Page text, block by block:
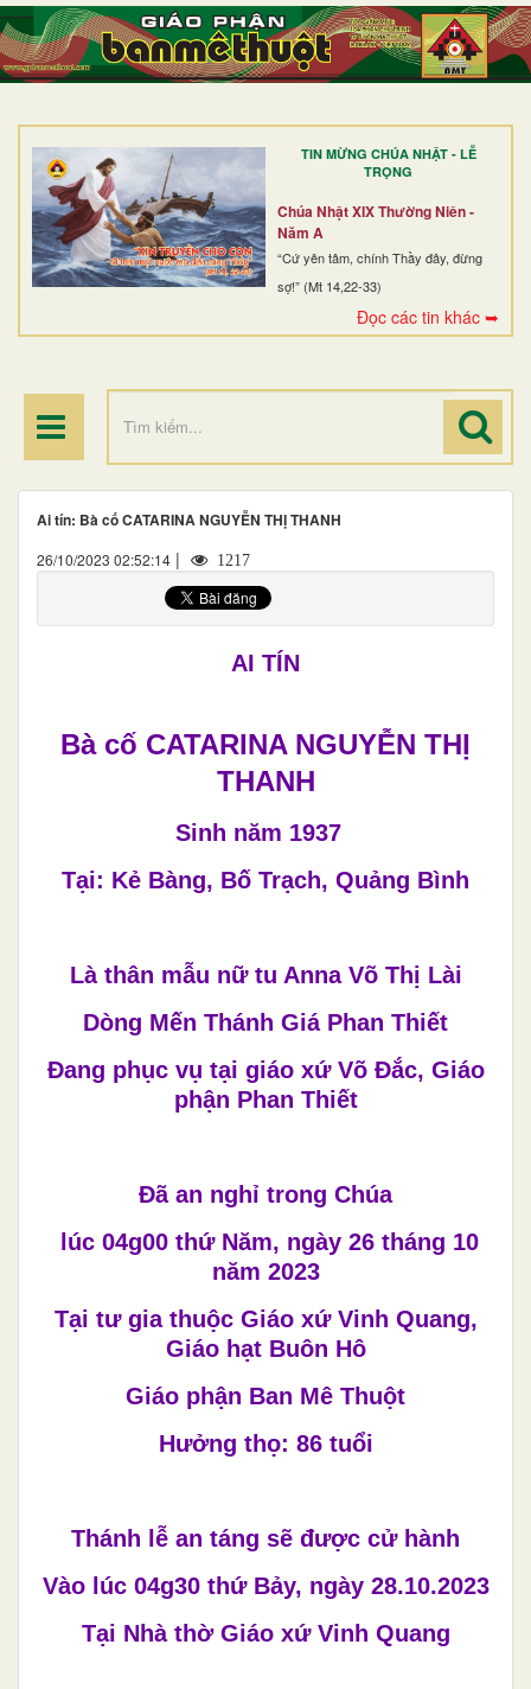
TIN MỪNG CHÚA NHẬT - LỄ
TRỌNG
Chúa Nhật XIX Thường Niên -
Năm A
“Cứ yên tâm, chính Thầy đây, đừng
sợ!” (Mt 14,22-33)
Đọc các tin khác ➥
TRANG NHẤT
GIỚI THIỆU
DÒNG TU
BAN MỤC VỤ
ĐOÀN THỂ CG
Ai tín: Bà cố CATARINA NGUYỄN THỊ THANH
26/10/2023 02:52:14 | 1217
AI TÍN
Bà cố CATARINA NGUYỄN THỊ
THANH
Sinh năm 1937
Tại: Kẻ Bàng, Bố Trạch, Quảng Bình
Là thân mẫu nữ tu Anna Võ Thị Lài
Dòng Mến Thánh Giá Phan Thiết
Đang phục vụ tại giáo xứ Võ Đắc, Giáo
phận Phan Thiết
Đã an nghỉ trong Chúa
lúc 04g00 thứ Năm, ngày 26 tháng 10
năm 2023
Tại tư gia thuộc Giáo xứ Vinh Quang,
Giáo hạt Buôn Hô
Giáo phận Ban Mê Thuột
Hưởng thọ: 86 tuổi
Thánh lễ an táng sẽ được cử hành
Vào lúc 04g30 thứ Bảy, ngày 28.10.2023
Tại Nhà thờ Giáo xứ Vinh Quang